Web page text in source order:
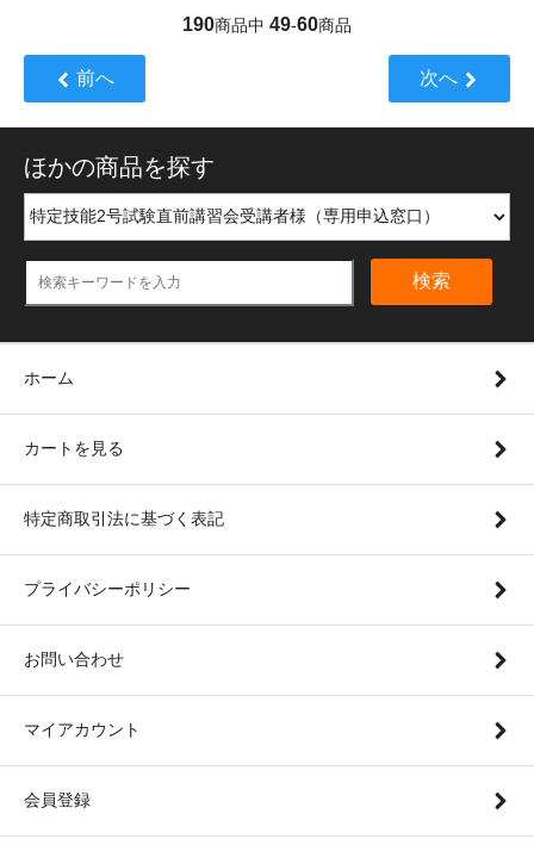
190商品中 49-60商品
前へ 次へ
ほかの商品を探す
検索
ホーム
カートを見る
特定商取引法に基づく表記
プライバシーポリシー
お問い合わせ
マイアカウント
会員登録